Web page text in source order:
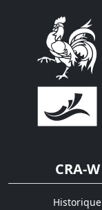
CRA-W
Historique